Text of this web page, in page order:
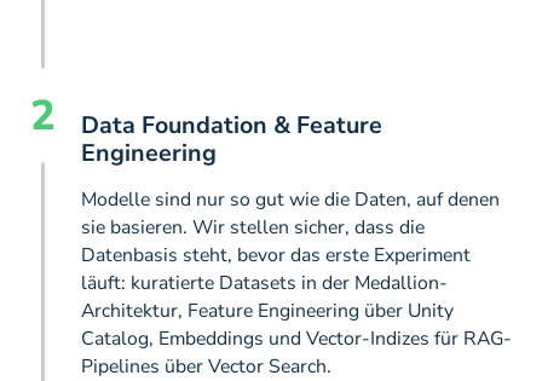
2
Data Foundation & Feature
Engineering
Modelle sind nur so gut wie die Daten, auf denen
sie basieren. Wir stellen sicher, dass die
Datenbasis steht, bevor das erste Experiment
läuft: kuratierte Datasets in der Medallion-
Architektur, Feature Engineering über Unity
Catalog, Embeddings und Vector-Indizes für RAG-
Pipelines über Vector Search.